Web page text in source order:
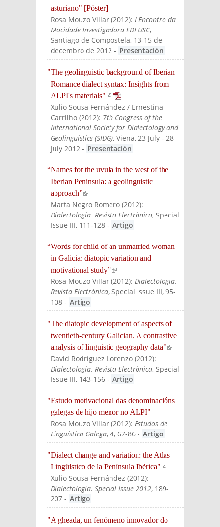
asturiano" [Póster]
Rosa Mouzo Villar (2012):I Encontro da
Mocidade Investigadora EDI-USC,
Santiago de Compostela, 13-15 de
decembro de 2012 - Presentación
"The geolinguistic background of Iberian
Romance dialect syntax: Insights from
ALPI's materials"(link is external)
Xulio Sousa Fernández / Ernestina
Carrilho (2012): 7th Congress of the
International Society for Dialectology and
Geolinguistics (SIDG), Viena, 23 July - 28
July 2012 - Presentación
“Names for the uvula in the west of the
Iberian Peninsula: a geolinguistic
approach”(link is external)
Marta Negro Romero(2012):
Dialectologia. Revista Electrònica, Special
Issue III, 111-128 - Artigo
“Words for child of an unmarried woman
in Galicia: diatopic variation and
motivational study”(link is external)
Rosa Mouzo Villar (2012):Dialectologia.
Revista Electrònica, Special Issue III, 95-
108 - Artigo
"The diatopic development of aspects of
twentieth-century Galician. A contrastive
analysis of linguistic geography data"(link is
l)
David Rodríguez Lorenzo (2012):
Dialectologia. Revista Electrònica, Special
Issue III, 143-156 - Artigo
"Estudo motivacional das denominacións
galegas de hijo menor no ALPI"
Rosa Mouzo Villar (2012):Estudos de
Lingüística Galega, 4, 67-86 - Artigo
"Dialect change and variation: the Atlas
Lingüístico de la Península Ibérica"(link is
l)
Xulio Sousa Fernández (2012):
Dialectologia. Special Issue 2012, 189-
207 - Artigo
"A gheada, un fenómeno innovador do